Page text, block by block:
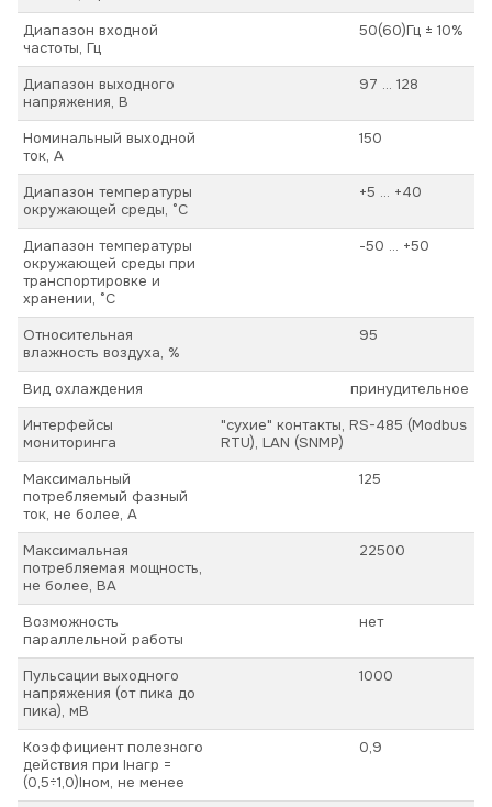
Диапазон входной
частоты, Гц
50(60)Гц ± 10%
Диапазон выходного
напряжения, В
97 ... 128
Номинальный выходной
ток, А
150
Диапазон температуры
окружающей среды, °С
+5 ... +40
Диапазон температуры
окружающей среды при
транспортировке и
хранении, °С
-50 ... +50
Относительная
влажность воздуха, %
95
Вид охлаждения
принудительное
Интерфейсы
мониторинга
"сухие" контакты, RS-485 (Modbus
RTU), LAN (SNMP)
Максимальный
потребляемый фазный
ток, не более, А
125
Максимальная
потребляемая мощность,
не более, ВА
22500
Возможность
параллельной работы
нет
Пульсации выходного
напряжения (от пика до
пика), мВ
1000
Коэффициент полезного
действия при Iнагр =
(0,5÷1,0)Iном, не менее
0,9